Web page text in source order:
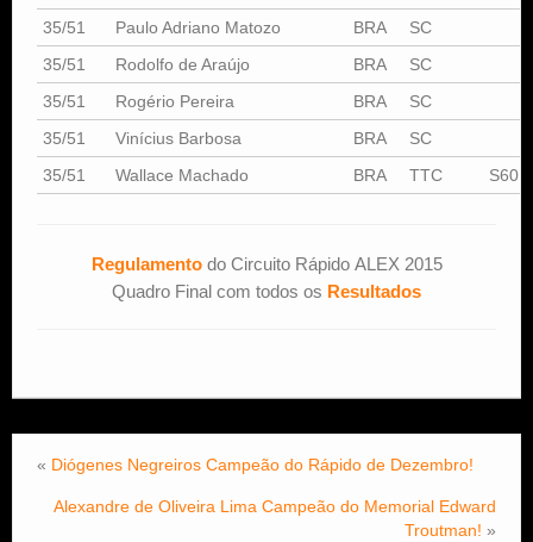
35/51
Paulo Adriano Matozo BRA
SC
35/51
Rodolfo de Araújo BRA
SC
35/51
Rogério Pereira BRA
SC
35/51
Vinícius Barbosa BRA
SC
35/51
Wallace Machado BRA TTC S60
Regulamentodo Circuito Rápido ALEX 2015
Quadro Final com todos os Resultados
« Diógenes Negreiros Campeão do Rápido de Dezembro!
Alexandre de Oliveira Lima Campeão do Memorial Edward
Troutman! »